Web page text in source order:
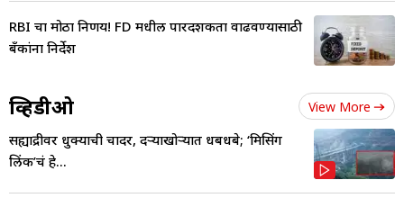
RBI चा मोठा निर्णय! FD मधील पारदर्शकता वाढवण्यासाठी
बँकांना निर्देश
व्हिडीओ View More
सह्याद्रीवर धुक्याची चादर, दऱ्याखोऱ्यात धबधबे; ‘मिसिंग
लिंक’चं हे...